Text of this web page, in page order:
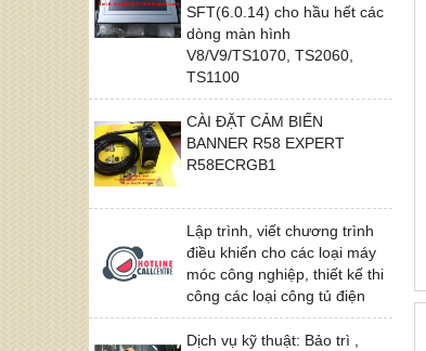
SFT(6.0.14) cho hầu hết các
dòng màn hình
V8/V9/TS1070, TS2060,
TS1100
CÀI ĐẶT CẢM BIẾN
BANNER R58 EXPERT
R58ECRGB1
Lập trình, viết chương trình
điều khiển cho các loại máy
móc công nghiệp, thiết kế thi
công các loại công tủ điện
Dịch vụ kỹ thuật: Bảo trì ,